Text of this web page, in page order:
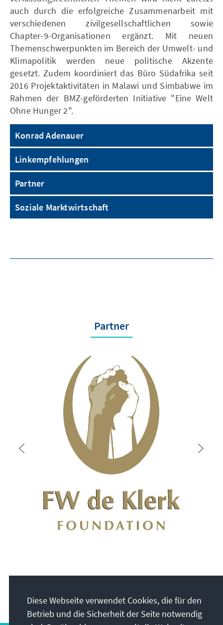
auch durch die erfolgreiche Zusammenarbeit mit
verschiedenen zivilgesellschaftlichen sowie
Chapter-9-Organisationen ergänzt. Mit neuen
Themenschwerpunkten im Bereich der Umwelt- und
Klimapolitik werden neue politische Akzente
gesetzt. Zudem koordiniert das Büro Südafrika seit
2016 Projektaktivitäten in Malawi und Simbabwe im
Rahmen der BMZ-geförderten Initiative "Eine Welt
Ohne Hunger 2".
Konrad Adenauer
Linkempfehlungen
Partner
Soziale Marktwirtschaft
Partner
Diese Webseite verwendet Cookies, die für den
Betrieb und die Sicherheit der Seite notwendig